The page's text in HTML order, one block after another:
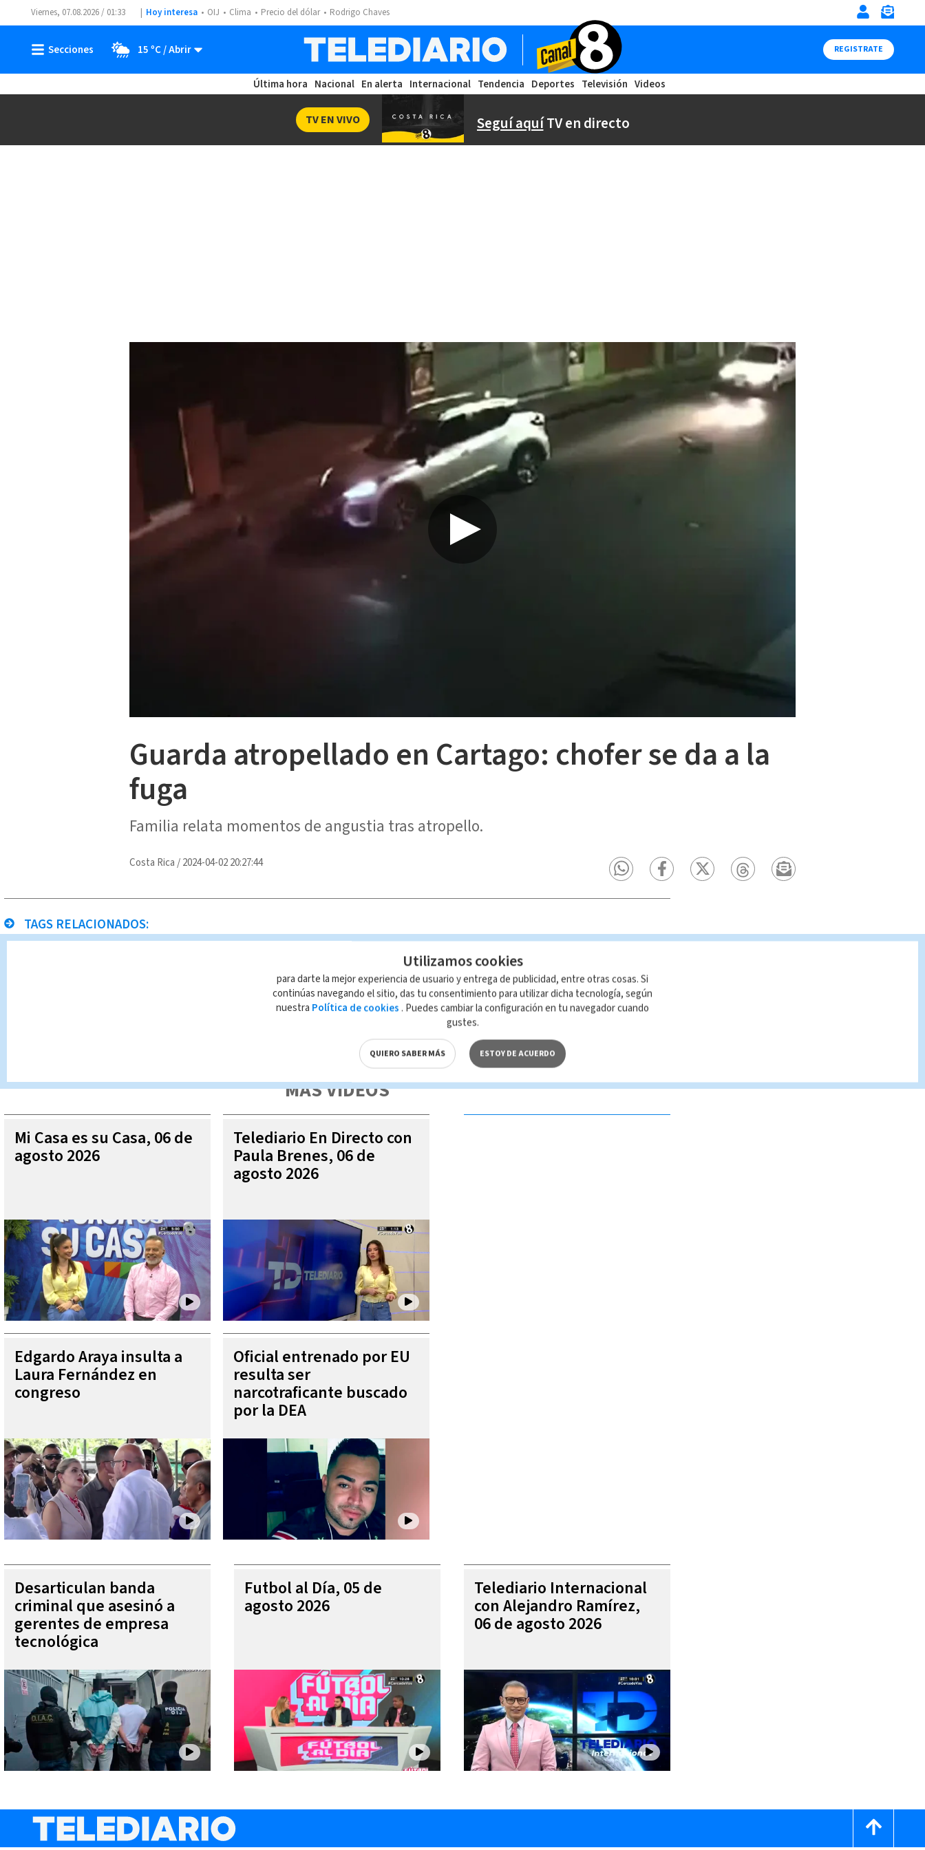
Viernes, 07.08.2026 / 01:33 Hoy interesa OIJ Clima Precio del dólar Rodrigo Chaves
15 ºC REGISTRATE
Última hora Nacional En alerta Internacional Tendencia Deportes Televisión Videos
Seguí aquíTV en directo
TV EN VIVO
Guarda atropellado en Cartago: chofer se da a la
fuga
Familia relata momentos de angustia tras atropello.
Costa Rica /2024-04-02 20:27:44
TAGS RELACIONADOS:
Queda prohibida la reproducción total o parcial del contenido de esta página, mismo que es propiedad de TELEDIARIO; su reproducción no
autorizada constituye una infracción y un delito de conformidad con las leyes aplicables.
MÁS VIDEOS
Mi Casa es su Casa, 06 de
agosto 2026
Telediario En Directo con
Paula Brenes, 06 de
agosto 2026
Edgardo Araya insulta a
Laura Fernández en
congreso
Oficial entrenado por EU
resulta ser
narcotraficante buscado
por la DEA
Desarticulan banda
criminal que asesinó a
gerentes de empresa
tecnológica
Futbol al Día, 05 de
agosto 2026
Telediario Internacional
con Alejandro Ramírez,
06 de agosto 2026
Utilizamos cookies
para darte la mejor experiencia de usuario y entrega de publicidad, entre otras cosas. Si
continúas navegando el sitio, das tu consentimiento para utilizar dicha tecnología, según
nuestra Política de cookies . Puedes cambiar la configuración en tu navegador cuando
gustes.
QUIERO SABER MÁS ESTOY DE ACUERDO